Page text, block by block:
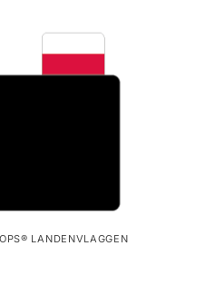
LANDENVLAGGEN